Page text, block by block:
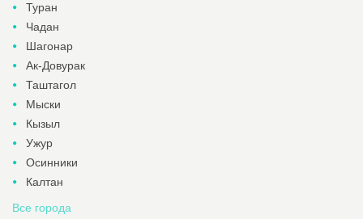
Туран
Чадан
Шагонар
Ак-Довурак
Таштагол
Мыски
Кызыл
Ужур
Осинники
Калтан
Все города